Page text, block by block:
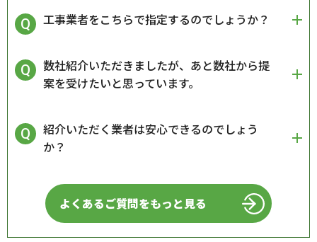
工事業者をこちらで指定するのでしょうか？
数社紹介いただきましたが、あと数社から提
案を受けたいと思っています。
紹介いただく業者は安心できるのでしょう
か？
よくあるご質問をもっと見る